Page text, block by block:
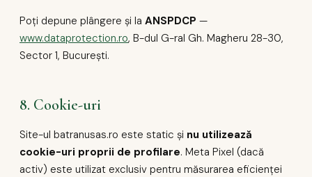
Poți depune plângere și la ANSPDCP —
www.dataprotection.ro, B-dul G-ral Gh. Magheru 28-30,
Sector 1, București.
8. Cookie-uri
Site-ul batranusas.ro este static și nu utilizează
cookie-uri proprii de profilare. Meta Pixel (dacă
activ) este utilizat exclusiv pentru măsurarea eficienței